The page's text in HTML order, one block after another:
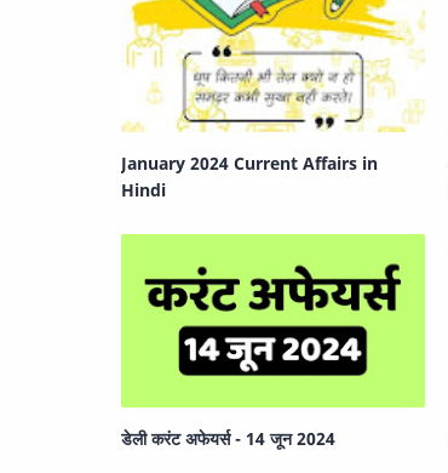
January 2024 Current Affairs in
Hindi
डेली करंट अफेयर्स - 14 जून 2024